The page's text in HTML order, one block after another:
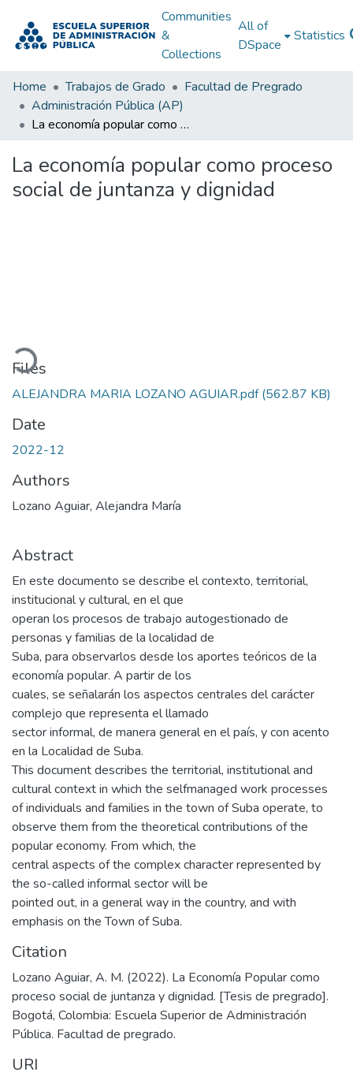
Communities
&
Collections
All of
DSpace
Statistics
Home Trabajos de Grado
Facultad de Pregrado
Administración Pública (AP)
La economía popular como proceso social de juntanza y dignidad
La economía popular como proceso
social de juntanza y dignidad
Loading...
Files
ALEJANDRA MARIA LOZANO AGUIAR.pdf(562.87 KB)
Date
2022-12
Authors
Lozano Aguiar, Alejandra María
Abstract
En este documento se describe el contexto, territorial,
institucional y cultural, en el que
operan los procesos de trabajo autogestionado de
personas y familias de la localidad de
Suba, para observarlos desde los aportes teóricos de la
economía popular. A partir de los
cuales, se señalarán los aspectos centrales del carácter
complejo que representa el llamado
sector informal, de manera general en el país, y con acento
en la Localidad de Suba.
This document describes the territorial, institutional and
cultural context in which the selfmanaged work processes
of individuals and families in the town of Suba operate, to
observe them from the theoretical contributions of the
popular economy. From which, the
central aspects of the complex character represented by
the so-called informal sector will be
pointed out, in a general way in the country, and with
emphasis on the Town of Suba.
Citation
Lozano Aguiar, A. M. (2022). La Economía Popular como
proceso social de juntanza y dignidad. [Tesis de pregrado].
Bogotá, Colombia: Escuela Superior de Administración
Pública. Facultad de pregrado.
URI